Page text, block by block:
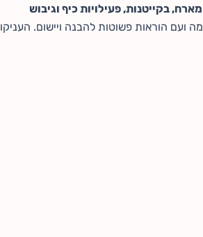
בקייטנות, פעילויות כיף וגיבוש
ועם הוראות פשוטות להבנה ויישום. העניקו